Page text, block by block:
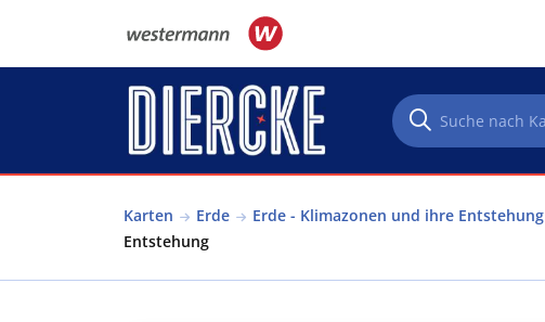
Karten Erde Erde - Klimazonen und ihre Entstehung
Entstehung